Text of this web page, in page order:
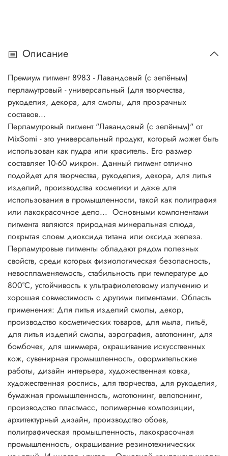
художественная роспись, для творчества, для рукоделия,
производство пластмасс, полимерные композиции,
архитектурный дизайн, производство обоев,
полиграфическая промышленность, лакокрасочная
промышленность, окрашивание резинотехнических
изделий. И многое другое... Основной компонент многих
перламутровых пигментов - природная минеральная
слюда, покрытая слоем диоксида титана, оксида железа,
или же двумя оксидами, имеющими различные
показатели преломления. Перламутровые пигменты
хорошо сочетаются со всеми типами органических
красителей, растворимых в воде или масле.
Перламутровые пигменты в сочетании с обычными
пигментами определяют цвет, внешний вид и блеск
косметических продуктов. Разнообразие перламутровых
пигментов способствует созданию множества цветовых
блестящих эффектов и выразительных оттенков.
Описание:
Основной компонент многих перламутровых пигментов -
природная минеральная слюда, покрытая слоем
диоксида титана, оксида железа, или же двумя
оксидами, имеющими различные показатели
преломления. Перламутровые пигменты хорошо
сочетаются со всеми типами органических красителей,
растворимых в воде или масле.
Перламутровые пигменты в сочетании с обычными
пигментами определяют цвет, внешний вид и блеск
косметических продуктов. Разнообразие перламутровых
пигментов способствует созданию множества цветовых
блестящих эффектов и выразительных оттенков.
Совместное использование интерференционных цветов и
абсорбирующих красителей дает эффект двух тонов, когда
Описание
Премиум пигмент 8983 - Лавандовый (с зелёным)
перламутровый - универсальный (для творчества,
рукоделия, декора, для смолы, для прозрачных
составов...
Перламутровый пигмент "Лавандовый (с зелёным)" от
MixSomi - это универсальный продукт, который может быть
использован как пудра или краситель. Его размер
составляет 10-60 микрон. Данный пигмент отлично
подойдет для творчества, рукоделия, декора, для литья
изделий, производства косметики и даже для
использования в промышленности, такой как полиграфия
или лакокрасочное дело... Основными компонентами
пигмента являются природная минеральная слюда,
покрытая слоем диоксида титана или оксида железа.
Перламутровые пигменты обладают рядом полезных
свойств, среди которых физиологическая безопасность,
невоспламеняемость, стабильность при температуре до
800°C, устойчивость к ультрафиолетовому излучению и
хорошая совместимость с другими пигментами. Область
применения: Для литья изделий смолы, декор,
производство косметических товаров, для мыла, литьё,
для литья изделий смолы, аэрография, автотюнинг, для
бомбочек, для шиммера, окрашивание искусственных
кож, сувенирная промышленность, оформительские
работы, дизайн интерьера, художественная ковка,
художественная роспись, для творчества, для рукоделия,
бумажная промышленность, мототюнинг, велотюнинг,
производство пластмасс, полимерные композиции,
архитектурный дизайн, производство обоев,
полиграфическая промышленность, лакокрасочная
промышленность, окрашивание резинотехнических